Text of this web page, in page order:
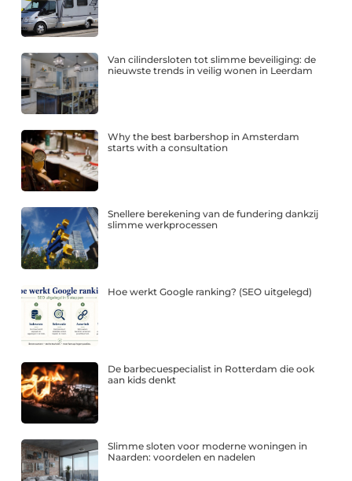
Van cilindersloten tot slimme beveiliging: de
nieuwste trends in veilig wonen in Leerdam
Why the best barbershop in Amsterdam
starts with a consultation
Snellere berekening van de fundering dankzij
slimme werkprocessen
Hoe werkt Google ranking? (SEO uitgelegd)
De barbecuespecialist in Rotterdam die ook
aan kids denkt
Slimme sloten voor moderne woningen in
Naarden: voordelen en nadelen